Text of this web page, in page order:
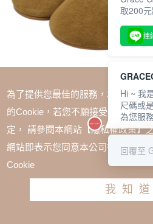
精品級金屬方釦真皮平底瑪莉
為了提供您最佳的服務，本網站會
的Cookie，若您不願接受Cookie時
定， 請參閱本網站【隱私權政策】
網站即表示您同意本公司得按本網
Cookie
我知
取200
連
Hi ~ 我
尺碼或
為您服
回覆至